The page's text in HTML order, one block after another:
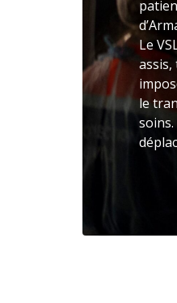
Le
assis,
le